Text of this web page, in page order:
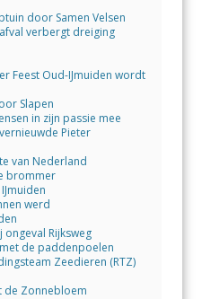
door Samen Velsen
verbergt dreiging
Feest Oud-IJmuiden wordt
Slapen
in zijn passie mee
Pieter
van Nederland
brommer
werd
ongeval Rijksweg
de paddenpoelen
Zeedieren (RTZ)
de Zonnebloem